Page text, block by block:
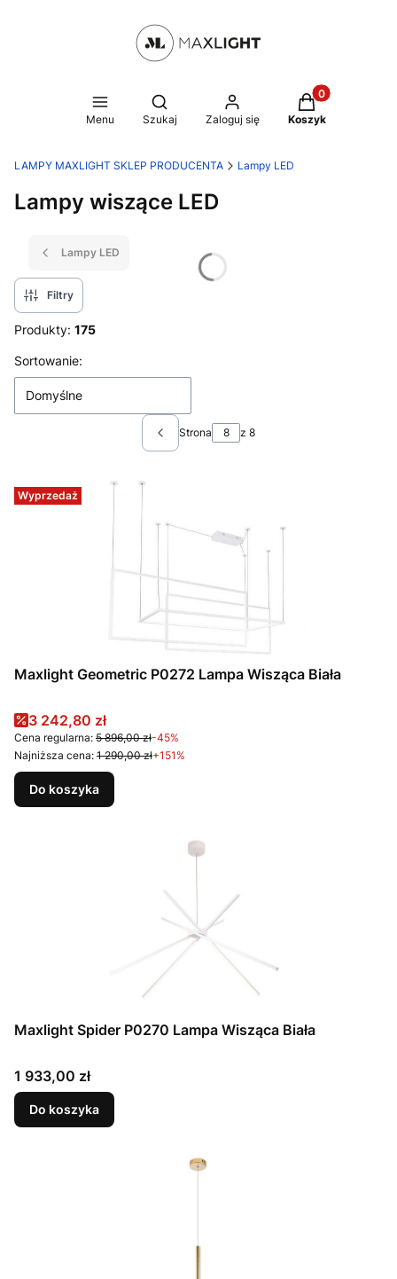
Menu
Otwórz wyszukiwarkę
Szukaj Zaloguj się
Produkty w
Koszyk
LAMPY MAXLIGHT SKLEP PRODUCENTA Lampy LED
Lampy wiszące LED
Lampy LED
Filtry
Produkty: 175
Lista produktów
Sortowanie:
Domyślne
Poprzednie produkty
Strona z 8
Wyprzedaż
Maxlight Geometric P0272 Lampa Wisząca Biała
Cena promocyjna
3 242,80 zł
Cena regularna: 5 896,00 zł-45%
Najniższa cena: 1 290,00 zł+151%
Do koszyka
Maxlight Spider P0270 Lampa Wisząca Biała
Cena
1 933,00 zł
Do koszyka